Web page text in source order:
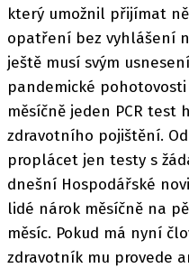
který umožnil přijímat
opatření bez vyhlášení
ještě musí svým
pandemické
měsíčně jeden PCR test
zdravotního pojištění.
proplácet jen testy s
dnešní Hospodářské
lidé nárok měsíčně na
měsíc. Pokud má nyní
zdravotník mu provede